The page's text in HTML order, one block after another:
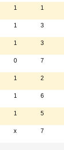
1 1
1 3
1 3
0 7
1 2
1 6
1 5
x 7